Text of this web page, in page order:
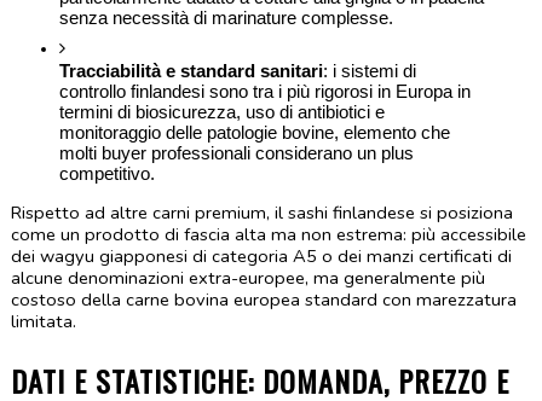
senza necessità di marinature complesse.
Tracciabilità e standard sanitari: i sistemi di
controllo finlandesi sono tra i più rigorosi in Europa in
termini di biosicurezza, uso di antibiotici e
monitoraggio delle patologie bovine, elemento che
molti buyer professionali considerano un plus
competitivo.
Rispetto ad altre carni premium, il sashi finlandese si posiziona
come un prodotto di fascia alta ma non estrema: più accessibile
dei wagyu giapponesi di categoria A5 o dei manzi certificati di
alcune denominazioni extra-europee, ma generalmente più
costoso della carne bovina europea standard con marezzatura
limitata.
DATI E STATISTICHE: DOMANDA, PREZZO E